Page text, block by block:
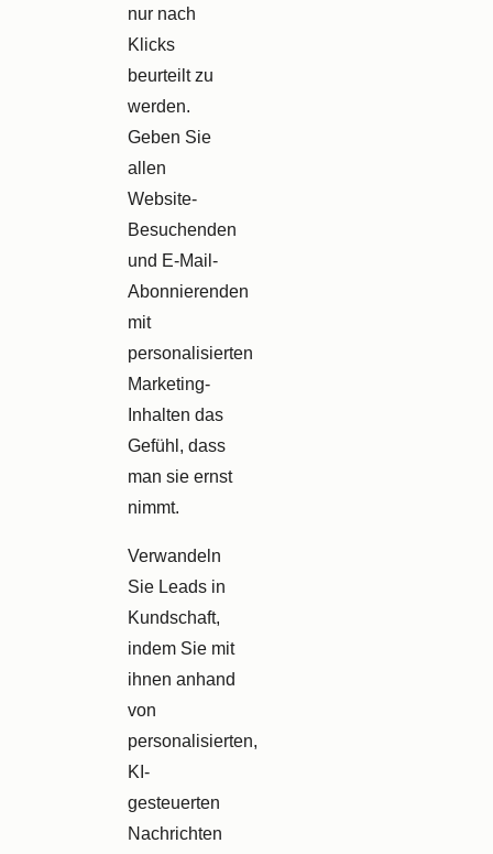
nur nach
Klicks
beurteilt zu
werden.
Geben Sie
allen
Website-
Besuchenden
und E-Mail-
Abonnierenden
mit
personalisierten
Marketing-
Inhalten das
Gefühl, dass
man sie ernst
nimmt.
Verwandeln
Sie Leads in
Kundschaft,
indem Sie mit
ihnen anhand
von
personalisierten,
KI-
gesteuerten
Nachrichten